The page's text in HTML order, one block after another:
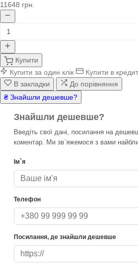
11648 грн.
Купити
Купити за один клік
Купити в кредит
В закладки
До порівняння
₴ Знайшли дешевше?
Знайшли дешевше?
Введіть свої дані, посилання на
коментар. Ми зв`яжемося з вами
Ім`я
Телефон
Посилання, де знайшли дешевше